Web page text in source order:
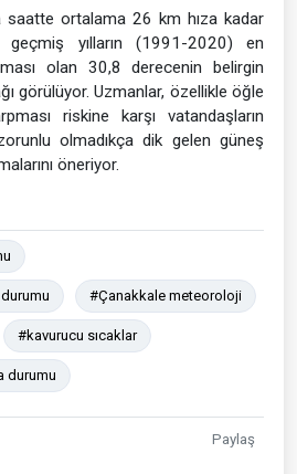
saatte ortalama 26 km hıza kadar
geçmiş yılların (1991-2020) en
olan 30,8 derecenin belirgin
görülüyor. Uzmanlar, özellikle öğle
riskine karşı vatandaşların
olmadıkça dik gelen güneş
öneriyor.
#Çanakkale meteoroloji
#kavurucu sıcaklar
durumu
Paylaş